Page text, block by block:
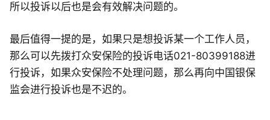
所以投诉以后也是会有效解决问题的。
最后值得一提的是，如果只是想投诉某一个工作人员，
那么可以先拨打众安保险的投诉电话021-80399188进
行投诉，如果众安保险不处理问题，那么再向中国银保
监会进行投诉也是不迟的。